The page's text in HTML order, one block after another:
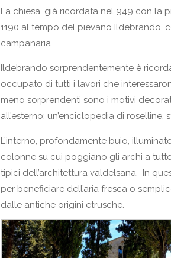
La chiesa, già ricordata nel 949 con la
1190 al tempo del pievano Ildebrando,
campanaria.
Ildebrando sorprendentemente è
occupato di tutti i lavori che
meno sorprendenti sono i motivi
all’esterno: un’enciclopedia di
L’interno, profondamente buio,
colonne su cui poggiano gli archi a
tipici dell’architettura valdelsana. In
per beneficiare dell’aria fresca o
dalle antiche origini etrusche.